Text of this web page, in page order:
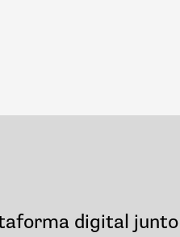
digital